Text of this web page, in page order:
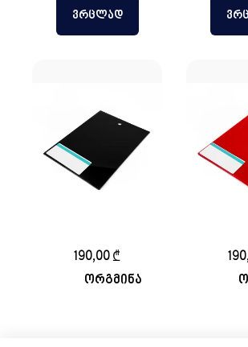
ᲕᲠᲪᲚᲐᲓ
190,00₾
ორგმინა